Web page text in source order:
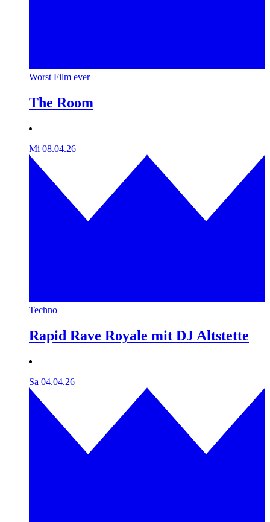
Worst Film ever
The Room
Mi 08.04.26 —
Techno
Rapid Rave Royale mit DJ Altstette
Sa 04.04.26 —